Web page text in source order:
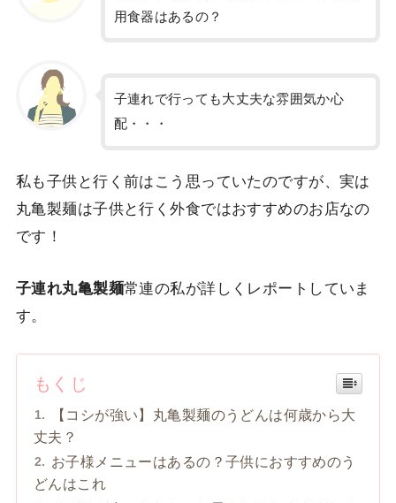
用食器はあるの？
子連れで行っても大丈夫な雰囲気か心
配・・・
私も子供と行く前はこう思っていたのですが、実は
丸亀製麺は子供と行く外食ではおすすめのお店なの
です！
子連れ丸亀製麺常連の私が詳しくレポートしていま
す。
もくじ
【コシが強い】丸亀製麺のうどんは何歳から大
丈夫？
お子様メニューはあるの？子供におすすめのう
どんはこれ